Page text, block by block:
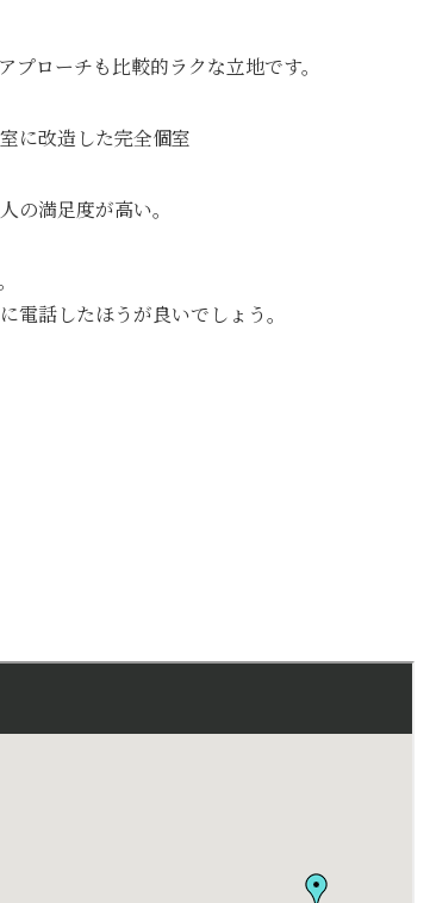
プローチも比較的ラクな立地です。
に改造した完全個室
の満足度が高い。
電話したほうが良いでしょう。